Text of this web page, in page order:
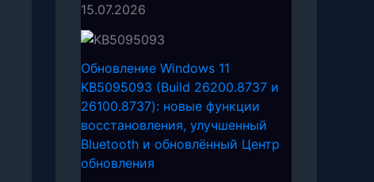
15.07.2026
Обновление Windows 11
KB5095093 (Build 26200.8737 и
26100.8737): новые функции
восстановления, улучшенный
Bluetooth и обновлённый Центр
обновления